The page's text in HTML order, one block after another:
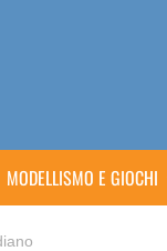
MODELLISMO E GIOCHI